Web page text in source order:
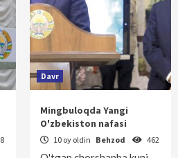
Davr
Mingbuloqda Yangi
O'zbekiston nafasi
10 oy oldin Behzod 462